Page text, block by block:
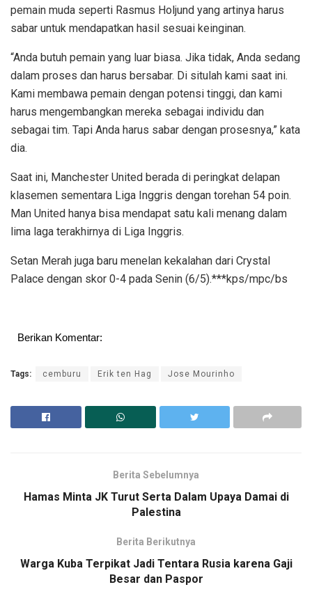
pemain muda seperti Rasmus Holjund yang artinya harus
sabar untuk mendapatkan hasil sesuai keinginan.
“Anda butuh pemain yang luar biasa. Jika tidak, Anda sedang
dalam proses dan harus bersabar. Di situlah kami saat ini.
Kami membawa pemain dengan potensi tinggi, dan kami
harus mengembangkan mereka sebagai individu dan
sebagai tim. Tapi Anda harus sabar dengan prosesnya,” kata
dia.
Saat ini, Manchester United berada di peringkat delapan
klasemen sementara Liga Inggris dengan torehan 54 poin.
Man United hanya bisa mendapat satu kali menang dalam
lima laga terakhirnya di Liga Inggris.
Setan Merah juga baru menelan kekalahan dari Crystal
Palace dengan skor 0-4 pada Senin (6/5).***kps/mpc/bs
Berikan Komentar:
Tags: cemburu Erik ten Hag Jose Mourinho
Berita Sebelumnya
Hamas Minta JK Turut Serta Dalam Upaya Damai di
Palestina
Berita Berikutnya
Warga Kuba Terpikat Jadi Tentara Rusia karena Gaji
Besar dan Paspor